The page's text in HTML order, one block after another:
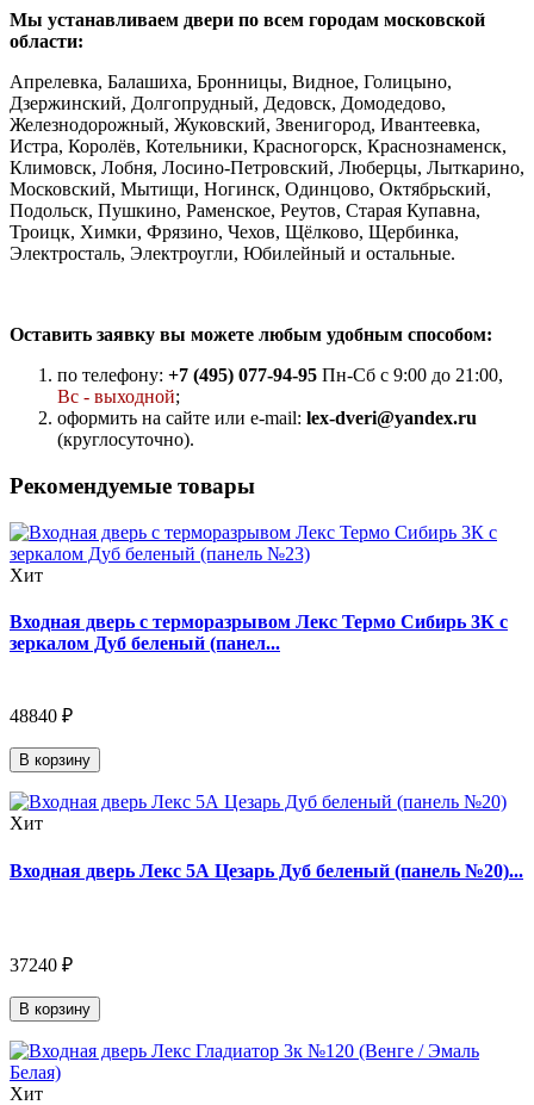
Мы устанавливаем двери по всем городам московской
области:
Апрелевка, Балашиха, Бронницы, Видное, Голицыно,
Дзержинский, Долгопрудный, Дедовск, Домодедово,
Железнодорожный, Жуковский, Звенигород, Ивантеевка,
Истра, Королёв, Котельники, Красногорск, Краснознаменск,
Климовск, Лобня, Лосино-Петровский, Люберцы, Лыткарино,
Московский, Мытищи, Ногинск, Одинцово, Октябрьский,
Подольск, Пушкино, Раменское, Реутов, Старая Купавна,
Троицк, Химки, Фрязино, Чехов, Щёлково, Щербинка,
Электросталь, Электроугли, Юбилейный и остальные.
Оставить заявку вы можете любым удобным способом:
по телефону: +7 (495) 077-94-95 Пн-Сб с 9:00 до 21:00,
Вс - выходной;
оформить на сайте или e-mail: lex-dveri@yandex.ru
(круглосуточно).
Рекомендуемые товары
Хит
Входная дверь с терморазрывом Лекс Термо Сибирь 3К с
зеркалом Дуб беленый (панел...
48840 ₽
В корзину
Хит
Входная дверь Лекс 5А Цезарь Дуб беленый (панель №20)...
37240 ₽
В корзину
Хит